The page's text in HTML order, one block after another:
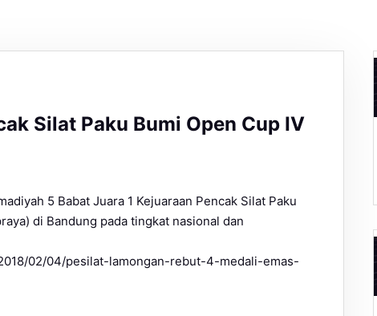
Silat Paku Bumi Open Cup IV
5 Babat Juara 1 Kejuaraan Pencak Silat Paku
di Bandung pada tingkat nasional dan
02/04/pesilat-lamongan-rebut-4-medali-emas-